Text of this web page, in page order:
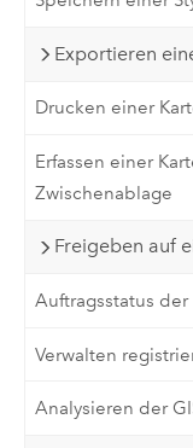
Exportieren
Drucken einer
Erfassen einer
Zwischenablage
Freigeben auf
Auftragsstatus der
Verwalten
Analysieren der